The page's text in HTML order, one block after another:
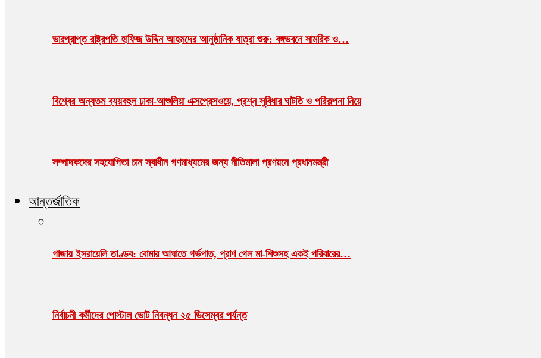
ভারপ্রাপ্ত রাষ্ট্রপতি হাফিজ উদ্দিন আহমদের আনুষ্ঠানিক যাত্রা শুরু: বঙ্গভবনে সামরিক ও…
বিশ্বের অন্যতম ব্যয়বহুল ঢাকা-আশুলিয়া এক্সপ্রেসওয়ে, প্রশ্ন সুবিধার ঘাটতি ও পরিকল্পনা নিয়ে
সম্পাদকদের সহযোগিতা চান স্বাধীন গণমাধ্যমের জন্য নীতিমালা প্রণয়নে প্রধানমন্ত্রী
আন্তর্জাতিক
গাজায় ইসরায়েলি তাণ্ডব: বোমার আঘাতে গর্ভপাত, প্রাণ গেল মা-শিশুসহ একই পরিবারের…
নির্বাচনী কর্মীদের পোস্টাল ভোট নিবন্ধন ২৫ ডিসেম্বর পর্যন্ত